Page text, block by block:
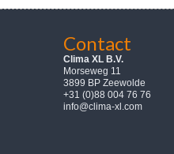
Contact
Clima XL B.V.
Morseweg 11
3899 BP Zeewolde
+31 (0)88 004 76 76
info@clima-xl.com